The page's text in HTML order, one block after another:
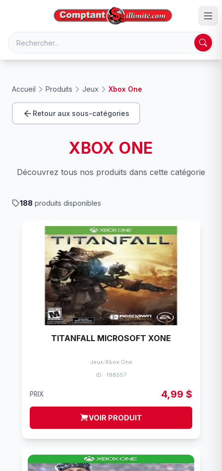
Accueil Produits Jeux Xbox One
Retour aux sous-catégories
XBOX ONE
Découvrez tous nos produits dans cette catégorie
188 produits disponibles
TITANFALL MICROSOFT XONE
Jeux/Xbox One
ID : 198557
PRIX 4,99 $
VOIR PRODUIT